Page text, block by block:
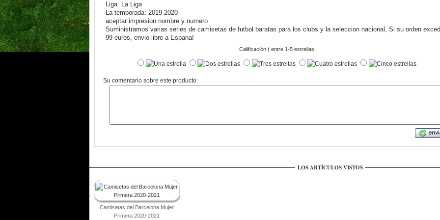
Liga: La Liga
La temporada: 2019-2020
aceptar impresion nombre y numero
Suministramos varias series de camisetas de futbol baratas para los clubs y la seleccion nacional, Si su orden
99 euros, envio libre a Espana!
Calificación ( entre 1-5 estrellas:
Su comentario sobre este producto:
LOS ARTÍCULOS VISTOS
Camisetas del Barcelona Mujer
Primera 2020-2021